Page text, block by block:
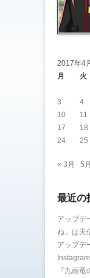
2017年4
月
火
3
4
10
11
17
18
24
25
« 3月 5
最近の
アップデ
ね」は天
アップデ
『九頭